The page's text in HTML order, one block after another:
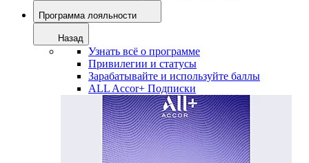
Программа лояльности
Назад
Узнать всё о программе
Привилегии и статусы
Зарабатывайте и используйте баллы
ALL Accor+ Подписки